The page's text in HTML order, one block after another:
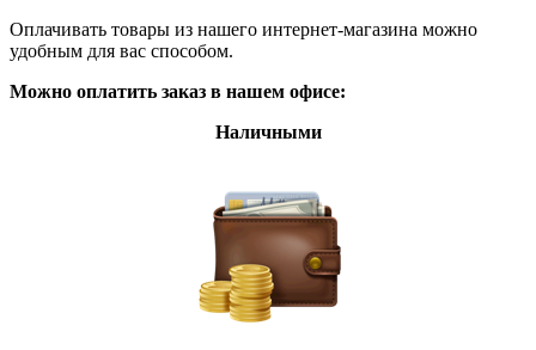
Оплачивать товары из нашего интернет-магазина можно
удобным для вас способом.
Можно оплатить заказ в нашем офисе:
Наличными